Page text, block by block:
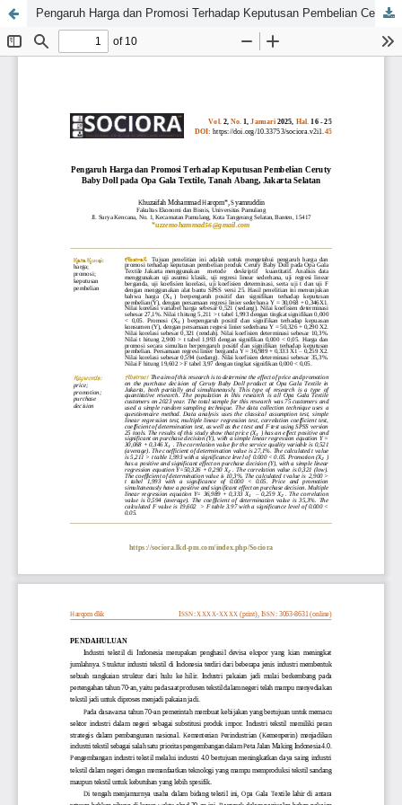
Pengaruh Harga dan Promosi Terhadap Keputusan Pembelian Ceruty Baby Doll pada Opa Gala Textile, Tanah Abang, Jakarta Selatan